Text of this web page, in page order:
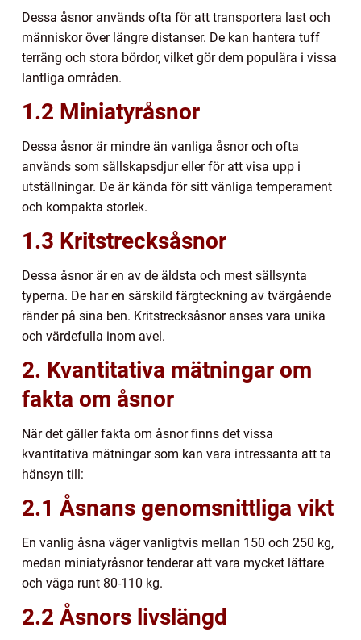
Dessa åsnor används ofta för att transportera last och
människor över längre distanser. De kan hantera tuff
terräng och stora bördor, vilket gör dem populära i vissa
lantliga områden.
1.2 Miniatyråsnor
Dessa åsnor är mindre än vanliga åsnor och ofta
används som sällskapsdjur eller för att visa upp i
utställningar. De är kända för sitt vänliga temperament
och kompakta storlek.
1.3 Kritstrecksåsnor
Dessa åsnor är en av de äldsta och mest sällsynta
typerna. De har en särskild färgteckning av tvärgående
ränder på sina ben. Kritstrecksåsnor anses vara unika
och värdefulla inom avel.
2. Kvantitativa mätningar om
fakta om åsnor
När det gäller fakta om åsnor finns det vissa
kvantitativa mätningar som kan vara intressanta att ta
hänsyn till:
2.1 Åsnans genomsnittliga vikt
En vanlig åsna väger vanligtvis mellan 150 och 250 kg,
medan miniatyråsnor tenderar att vara mycket lättare
och väga runt 80-110 kg.
2.2 Åsnors livslängd